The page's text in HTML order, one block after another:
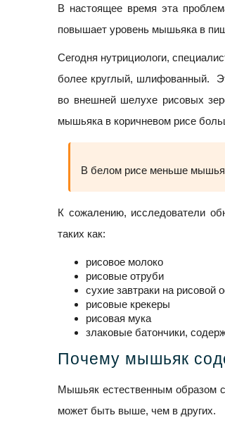
В настоящее время эта
повышает уровень мышьяка в
Сегодня нутрициологи,
более круглый, шлифованный.
во внешней шелухе рисовых
мышьяка в коричневом рисе
В белом рисе меньше
К сожалению, исследователи
таких как:
рисовое молоко
рисовые отруби
сухие завтраки на рисовой
рисовые крекеры
рисовая мука
злаковые батончики,
Почему мышьяк
Мышьяк естественным образом
может быть выше, чем в других.